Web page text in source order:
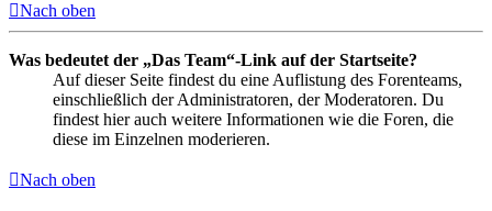
Nach oben
Was bedeutet der „Das Team“-Link auf der Startseite?
Auf dieser Seite findest du eine Auflistung des Forenteams,
einschließlich der Administratoren, der Moderatoren. Du
findest hier auch weitere Informationen wie die Foren, die
diese im Einzelnen moderieren.
Nach oben